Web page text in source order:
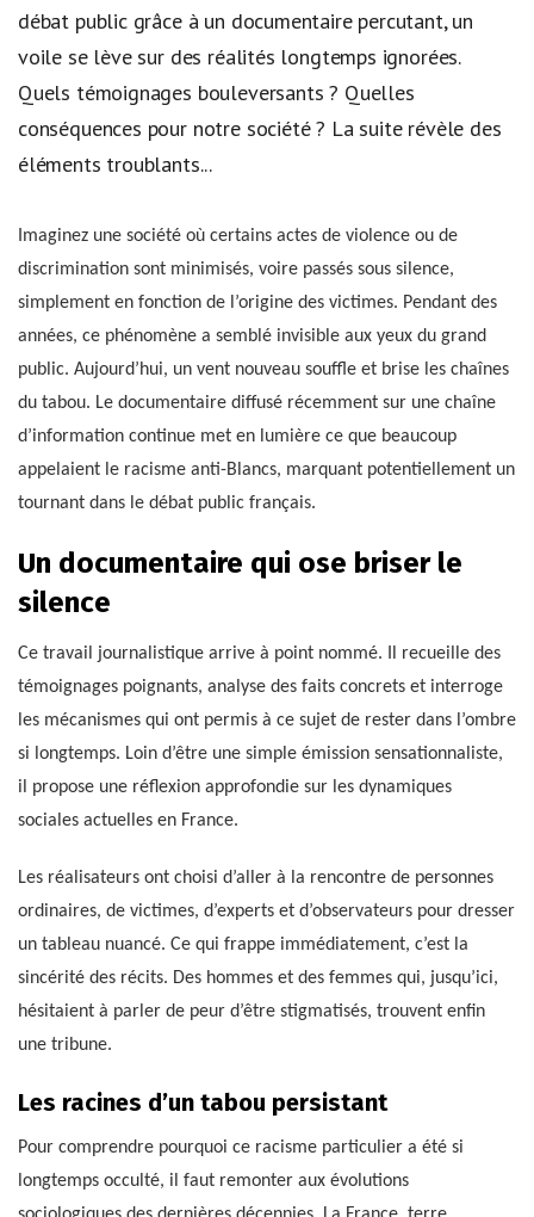
débat public grâce à un documentaire percutant, un
voile se lève sur des réalités longtemps ignorées.
Quels témoignages bouleversants ? Quelles
conséquences pour notre société ? La suite révèle des
éléments troublants...
Imaginez une société où certains actes de violence ou de
discrimination sont minimisés, voire passés sous silence,
simplement en fonction de l’origine des victimes. Pendant des
années, ce phénomène a semblé invisible aux yeux du grand
public. Aujourd’hui, un vent nouveau souffle et brise les chaînes
du tabou. Le documentaire diffusé récemment sur une chaîne
d’information continue met en lumière ce que beaucoup
appelaient le racisme anti-Blancs, marquant potentiellement un
tournant dans le débat public français.
Un documentaire qui ose briser le
silence
Ce travail journalistique arrive à point nommé. Il recueille des
témoignages poignants, analyse des faits concrets et interroge
les mécanismes qui ont permis à ce sujet de rester dans l’ombre
si longtemps. Loin d’être une simple émission sensationnaliste,
il propose une réflexion approfondie sur les dynamiques
sociales actuelles en France.
Les réalisateurs ont choisi d’aller à la rencontre de personnes
ordinaires, de victimes, d’experts et d’observateurs pour dresser
un tableau nuancé. Ce qui frappe immédiatement, c’est la
sincérité des récits. Des hommes et des femmes qui, jusqu’ici,
hésitaient à parler de peur d’être stigmatisés, trouvent enfin
une tribune.
Les racines d’un tabou persistant
Pour comprendre pourquoi ce racisme particulier a été si
longtemps occulté, il faut remonter aux évolutions